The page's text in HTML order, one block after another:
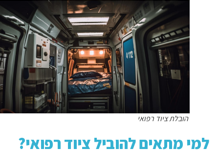
הובלת ציוד רפואי
למי מתאים להוביל ציוד רפואי?